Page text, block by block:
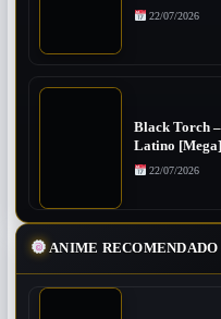
22/07/2026
Black Torch
Latino
22/07/2026
ANIME RECOMENDADO